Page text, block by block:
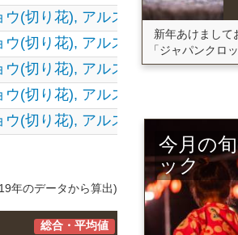
ウ(切り花), アルストロメリア(切
ウ(切り花), アルストロメリア(切り
ウ(切り花), アルストロメリア(切
ウ(切り花), アルストロメリア(切り
ウ(切り花), アルストロメリア(切
年のデータから算出)
総合・平均値
新年あけまして
「ジャパンクロ
今月の
ック